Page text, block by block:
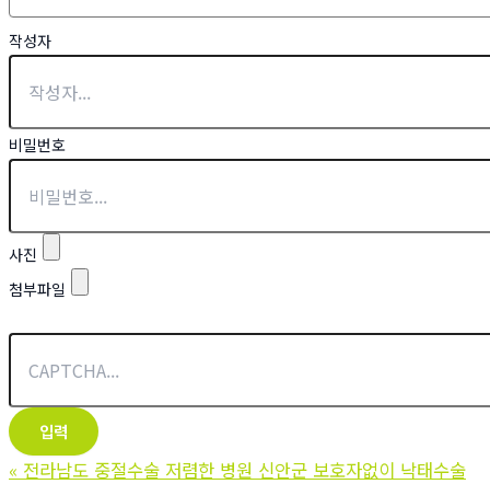
작성자
비밀번호
사진
첨부파일
« 전라남도 중절수술 저렴한 병원 신안군 보호자없이 낙태수술